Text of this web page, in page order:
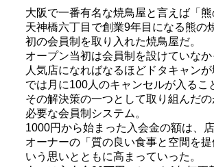
大阪で一番有名な焼鳥屋と言えば「熊
天神橋六丁目で創業9年目になる熊の
初の会員制を取り入れた焼鳥屋だ。
オープン当初は会員制を設けていなか
人気店になればなるほどドタキャン
では月に100人のキャンセルが入るこ
その解決策の一つとして取り組んだ
必要な会員制システム。
1000円から始まった入会金の額は、店
オーナーの「質の良い食事と空間を提
いう思いとともに高まっていった。